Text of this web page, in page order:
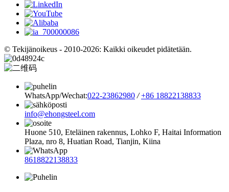
© Tekijänoikeus - 2010-2026: Kaikki oikeudet pidätetään.
WhatsApp/Wechat:022-23862980 / +86 18822138833
info@ehongsteel.com
Huone 510, Eteläinen rakennus, Lohko F, ​​Haitai Information
Plaza, nro 8, Huatian Road, Tianjin, Kiina
8618822138833